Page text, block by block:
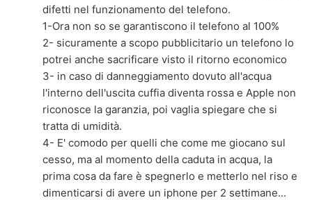
difetti nel funzionamento del telefono.
1-Ora non so se garantiscono il telefono al 100%
2- sicuramente a scopo pubblicitario un telefono lo
potrei anche sacrificare visto il ritorno economico
3- in caso di danneggiamento dovuto all'acqua
l'interno dell'uscita cuffia diventa rossa e Apple non
riconosce la garanzia, poi vaglia spiegare che si
tratta di umidità.
4- E' comodo per quelli che come me giocano sul
cesso, ma al momento della caduta in acqua, la
prima cosa da fare è spegnerlo e metterlo nel riso e
dimenticarsi di avere un iphone per 2 settimane...